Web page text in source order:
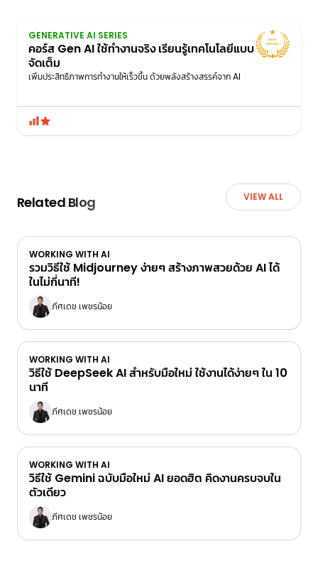
GENERATIVE AI SERIES
คอร์ส Gen AI ใช้ทำงานจริง เรียนรู้เทคโนโลยีแบบ
จัดเต็ม
เพิ่มประสิทธิภาพการทำงานให้เร็วขึ้น ด้วยพลังสร้างสรรค์จาก AI
Related Blog VIEW ALL
WORKING WITH AI
รวมวิธีใช้ Midjourney ง่ายๆ สร้างภาพสวยด้วย AI ได้
ในไม่กี่นาที!
ภีศเดช เพชรน้อย
WORKING WITH AI
วิธีใช้ DeepSeek AI สำหรับมือใหม่ ใช้งานได้ง่ายๆ ใน 10
นาที
ภีศเดช เพชรน้อย
WORKING WITH AI
วิธีใช้ Gemini ฉบับมือใหม่ AI ยอดฮิต คิดงานครบจบใน
ตัวเดียว
ภีศเดช เพชรน้อย